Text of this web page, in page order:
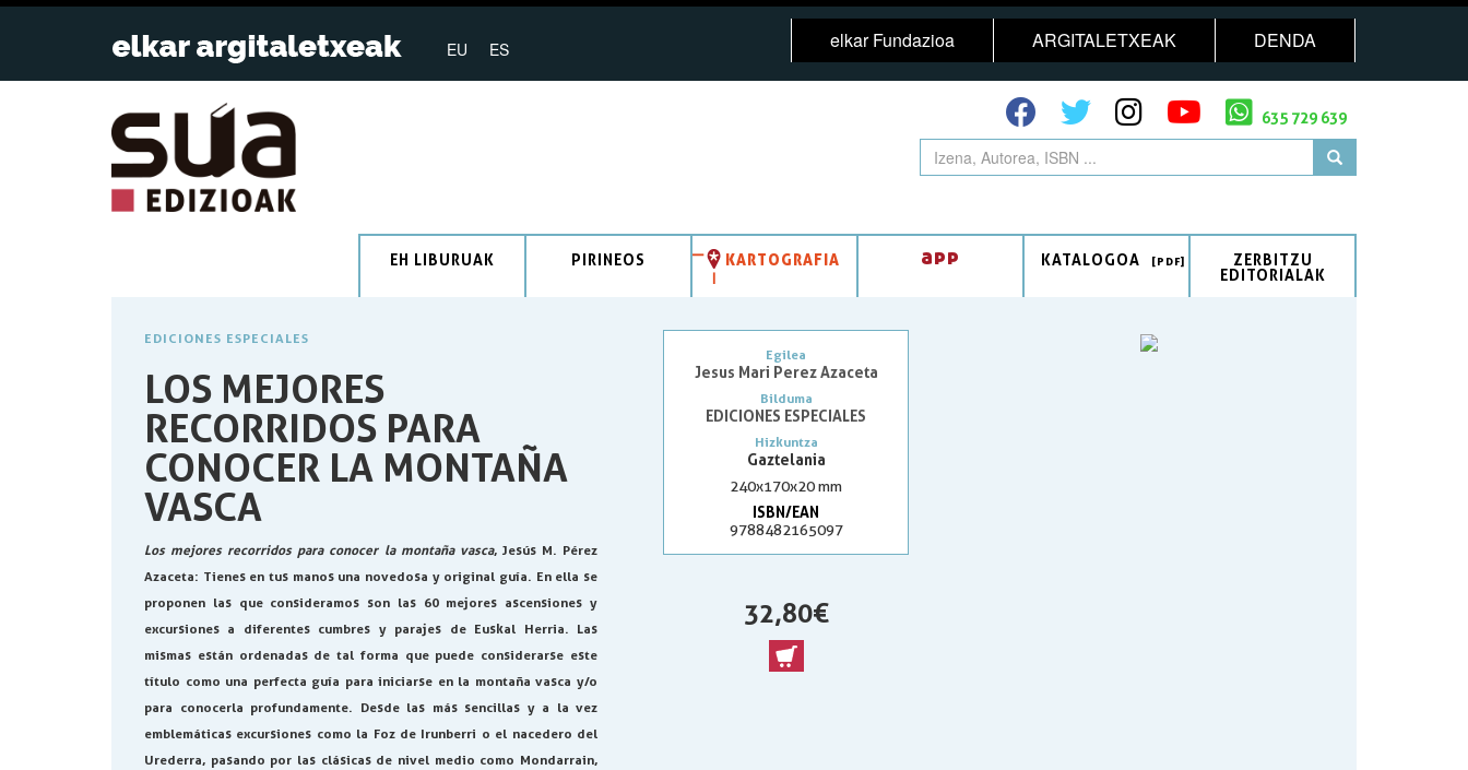
EU ES elkar Fundazioa ARGITALETXEAK DENDA
635 729 639
EH LIBURUAK PIRINEOS KARTOGRAFIA app KATALOGOA
ZERBITZU
EDITORIALAK
EDICIONES ESPECIALES
LOS MEJORES
RECORRIDOS PARA
CONOCER LA MONTAÑA
VASCA
Los mejores recorridos para conocer la montaña vasca, Jesús M. Pérez
Azaceta: Tienes en tus manos una novedosa y original guía. En ella se
proponen las que consideramos son las 60 mejores ascensiones y
excursiones a diferentes cumbres y parajes de Euskal Herria. Las
mismas están ordenadas de tal forma que puede considerarse este
título como una perfecta guía para iniciarse en la montaña vasca y/o
para conocerla profundamente. Desde las más sencillas y a la vez
emblemáticas excursiones como la Foz de Irunberri o el nacedero del
Urederra, pasando por las clásicas de nivel medio como Mondarrain,
Egilea
Jesus Mari Perez Azaceta
Bilduma
EDICIONES ESPECIALES
Hizkuntza
Gaztelania
240x170x20 mm
ISBN/EAN
9788482165097
32,80 €